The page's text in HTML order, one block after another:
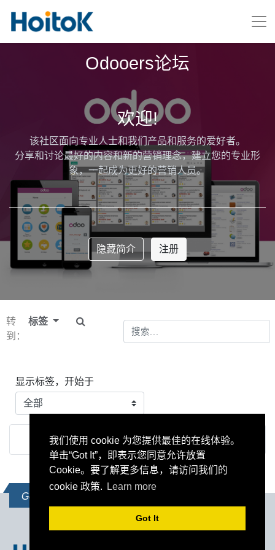
我们使用 cookie 为您提供最佳的在线体验。
单击“Got It”，即表示您同意允许放置
Cookie。要了解更多信息，请访问我们的
cookie 政策.
Learn more
Got It
Odooers论坛
欢迎!
该社区面向专业人士和我们产品和服务的爱好者。
分享和讨论最好的内容和新的营销理念，建立您的专业形
象，一起成为更好的营销人员。
隐藏简介 注册
转
到：
标签
显示标签，开始于
没有标签
Get In Touch